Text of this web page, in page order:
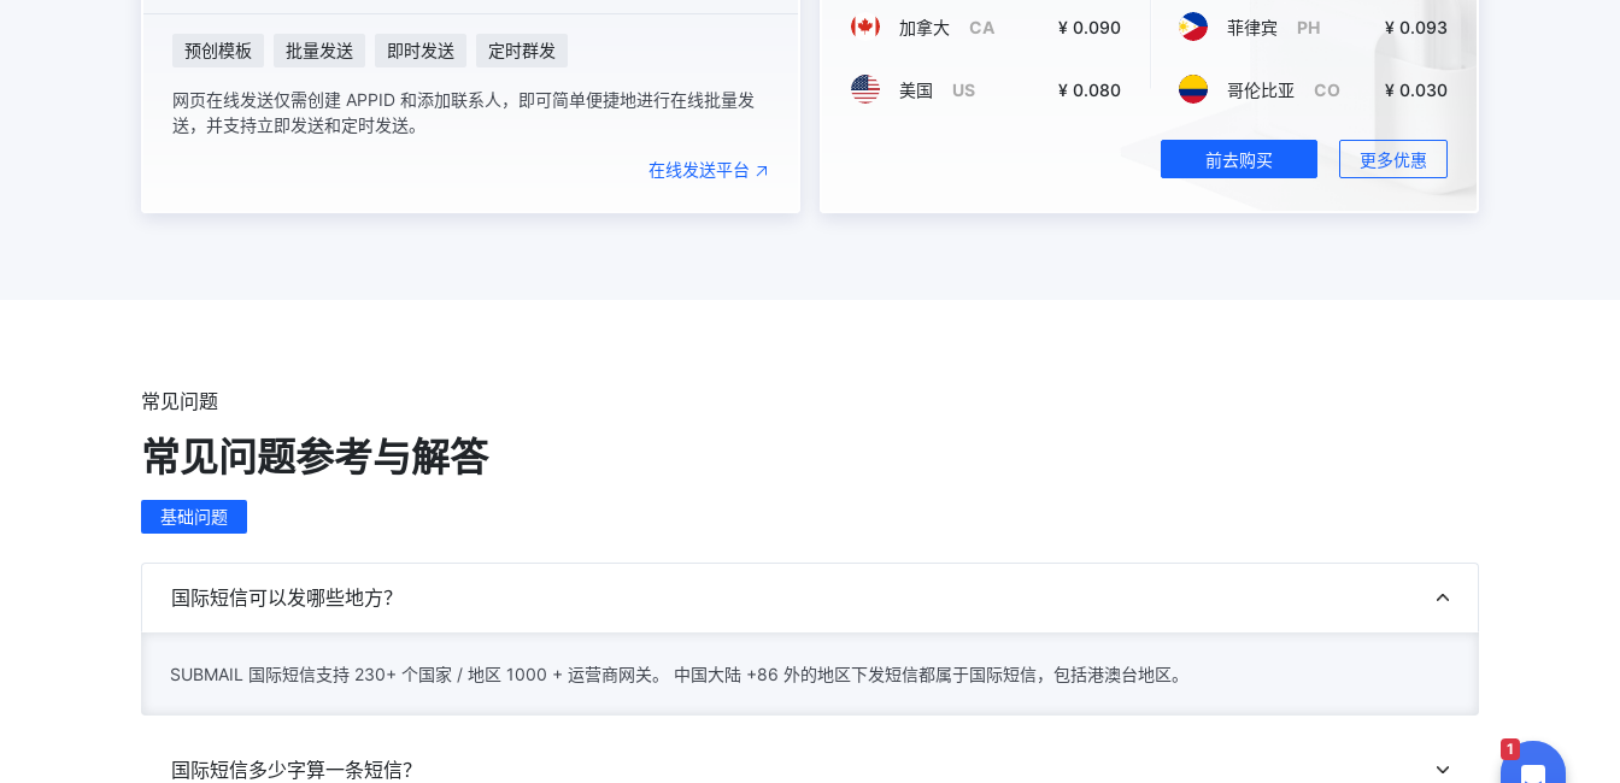
1
预创模板 批量发送 即时发送 定时群发
网页在线发送仅需创建 APPID 和添加联系人，即可简单便捷地进行在线批量发
送，并支持立即发送和定时发送。
在线发送平台
加拿大 CA ¥ 0.090 菲律宾 PH ¥ 0.093
美国 US ¥ 0.080 哥伦比亚 CO ¥ 0.030
前去购买 更多优惠
常见问题
常见问题参考与解答
基础问题
国际短信可以发哪些地方？
SUBMAIL 国际短信支持 230+ 个国家 / 地区 1000 + 运营商网关。 中国大陆 +86 外的地区下发短信都属于国际短信，包括港澳台地区。
国际短信多少字算一条短信？